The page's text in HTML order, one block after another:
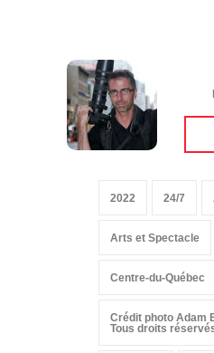
2022 24/7
Arts et Spectacle
Centre-du-Québec
Crédit photo Adam
Tous droits